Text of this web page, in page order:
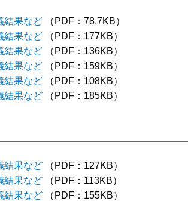
結果など
（PDF：78.7KB）
結果など
（PDF：177KB）
結果など
（PDF：136KB）
結果など
（PDF：159KB）
結果など
（PDF：108KB）
結果など
（PDF：185KB）
結果など
（PDF：127KB）
結果など
（PDF：113KB）
結果など
（PDF：155KB）